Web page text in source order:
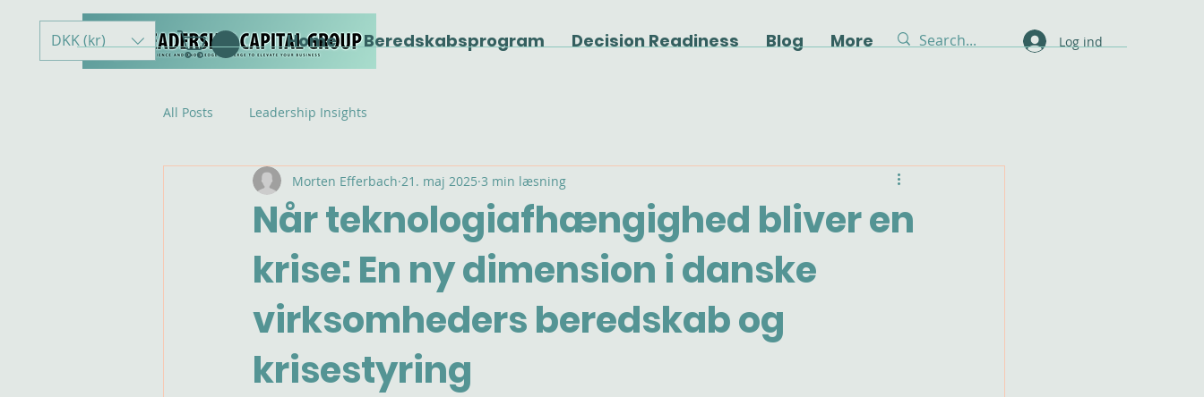
DKK (kr) Home Beredskabsprogram Decision Readiness Blog More Log ind
All Posts Leadership Insights
Når teknologiafhængighed bliver en
krise: En ny dimension i danske
virksomheders beredskab og
krisestyring
Morten Efferbach 21. maj 2025 3 min læsning